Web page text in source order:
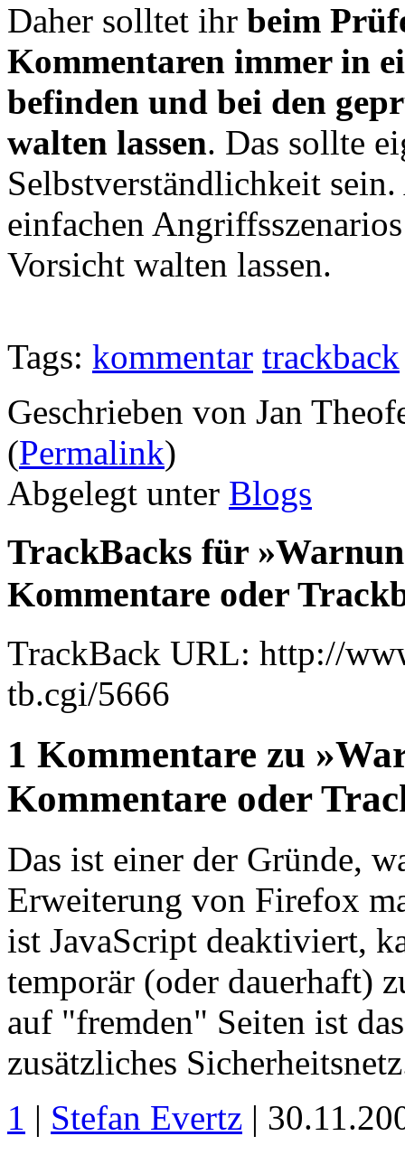
Daher solltet ihr beim
Kommentaren immer in
befinden und bei den
walten lassen. Das sollte
Selbstverständlichkeit
einfachen
Vorsicht walten lassen.
Tags: kommentar trackback
Geschrieben von Jan
(Permalink)
Abgelegt unter Blogs
TrackBacks für
Kommentare oder
TrackBack URL: http://
tb.cgi/5666
1 Kommentare zu
Kommentare oder
Das ist einer der Gründe,
Erweiterung von Firefox
ist JavaScript deaktiviert,
temporär (oder dauerhaft)
auf "fremden" Seiten ist
zusätzliches
1 | Stefan Evertz |